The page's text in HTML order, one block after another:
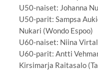
U50-naiset: Johanna
U50-parit: Sampsa
Nukari (Wondo Espoo)
U60-naiset: Niina
U60-parit: Antti
Kirsimarja Raitasalo